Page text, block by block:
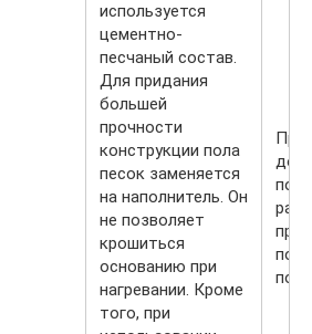
используется
цементно-
песчаный состав.
Для придания
большей
прочности
конструкции пола
песок заменяется
на наполнитель. Он
не позволяет
крошиться
основанию при
нагревании. Кроме
того, при